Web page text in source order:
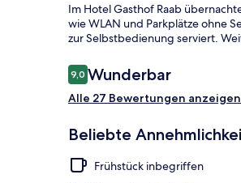
Im Hotel Gasthof Raab
wie WLAN und Parkplätze ohne
zur Selbstbedienung serviert.
Bewertungen
9,09,0 von 10.
Wunderbar
Alle 27 Bewertungen anzeigen
Beliebte
Frühstück inbegriffen